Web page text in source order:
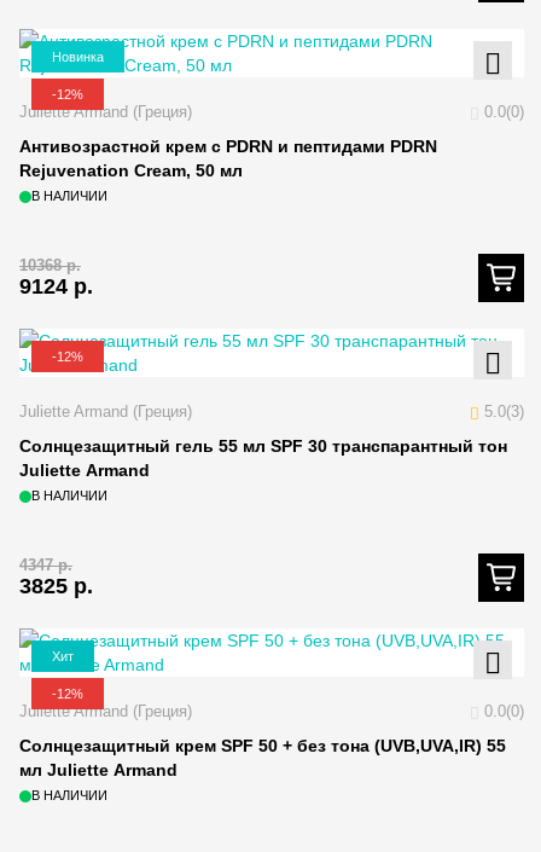
Новинка
-12%
Juliette Armand (Греция) 0.0(0)
Антивозрастной крем с PDRN и пептидами PDRN
Rejuvenation Cream, 50 мл
В НАЛИЧИИ
9124 р.
10368 р.
-12%
Juliette Armand (Греция) 5.0(3)
Солнцезащитный гель 55 мл SPF 30 транспарантный тон
Juliette Armand
В НАЛИЧИИ
3825 р.
4347 р.
Хит
-12%
Juliette Armand (Греция) 0.0(0)
Солнцезащитный крем SPF 50 + без тона (UVB,UVA,IR) 55
мл Juliette Armand
В НАЛИЧИИ